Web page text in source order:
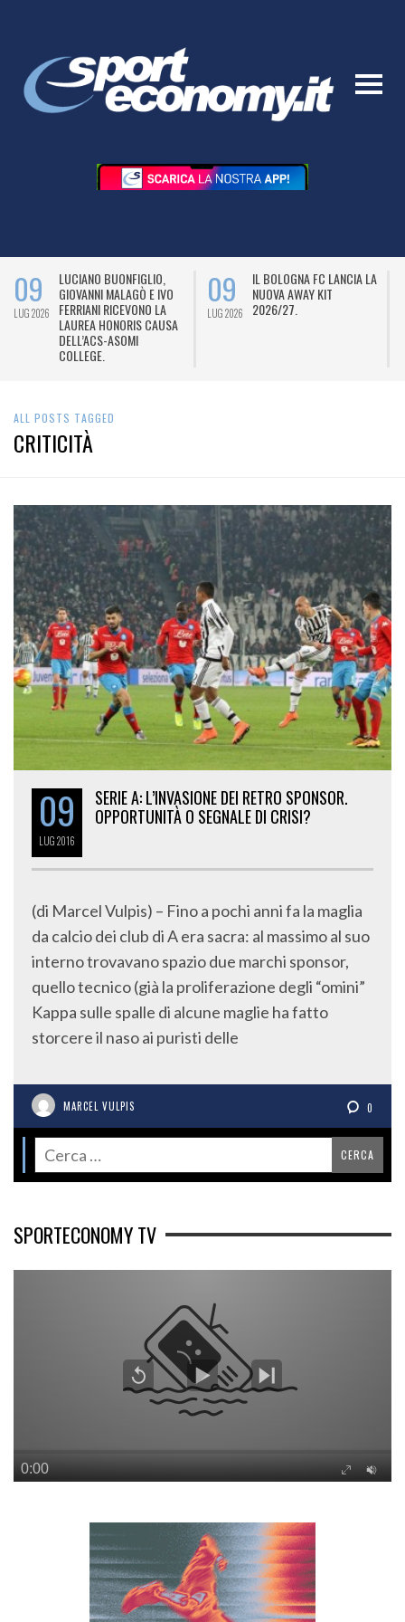
09
LUG 2026
LUCIANO BUONFIGLIO,
GIOVANNI MALAGÒ E IVO
FERRIANI RICEVONO LA
LAUREA HONORIS CAUSA
DELL’ACS-ASOMI
COLLEGE.
09
LUG 2026
IL BOLOGNA FC LANCIA LA
NUOVA AWAY KIT
2026/27.
ALL POSTS TAGGED
CRITICITÀ
09
LUG2016
SERIE A: L’INVASIONE DEI RETRO SPONSOR.
OPPORTUNITÀ O SEGNALE DI CRISI?
(di Marcel Vulpis) – Fino a pochi anni fa la maglia
da calcio dei club di A era sacra: al massimo al suo
interno trovavano spazio due marchi sponsor,
quello tecnico (già la proliferazione degli “omini”
Kappa sulle spalle di alcune maglie ha fatto
storcere il naso ai puristi delle
MARCEL VULPIS 0
SPORTECONOMY TV